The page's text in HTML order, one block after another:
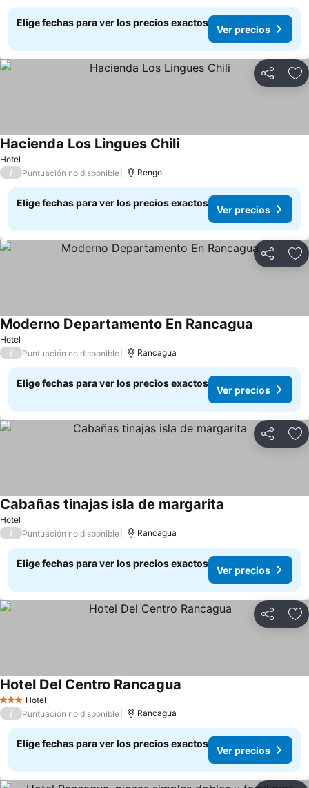
Elige fechas para ver los precios exactos
Ver precios
Compartir
Hotel
Hacienda Los Lingues Chili
/ Puntuación no disponible Rengo
Elige fechas para ver los precios exactos
Ver precios
Compartir
Hotel
Moderno Departamento En Rancagua
/ Puntuación no disponible Rancagua
Elige fechas para ver los precios exactos
Ver precios
Compartir
Hotel
Cabañas tinajas isla de margarita
/ Puntuación no disponible Rancagua
Elige fechas para ver los precios exactos
Ver precios
Compartir
3 Estrellas
Hotel
Hotel Del Centro Rancagua
/ Puntuación no disponible Rancagua
Elige fechas para ver los precios exactos
Ver precios